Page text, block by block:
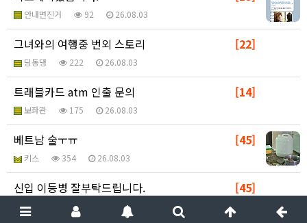
안내면진거 92 26.08.03
[22]
그녀와의 여행중 번외 스토리
딩동댕 222 26.08.03
[14]
트래블카드 atm 인출 문의
보좌관 175 26.08.03
[45]
베트남 술ㅜㅠ
키스 354 26.08.03
[45]
신입 이등병 잘부탁드립니다.
똘망23 54 26.08.03